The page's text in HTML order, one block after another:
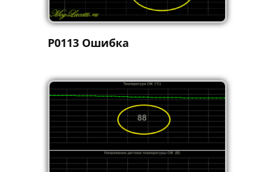
P0113 Ошибка